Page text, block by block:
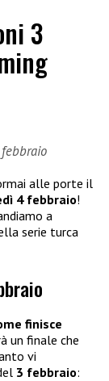
3
alle porte il
4 febbraio!
a
serie turca
finisce
un finale che
vi
3 febbraio: